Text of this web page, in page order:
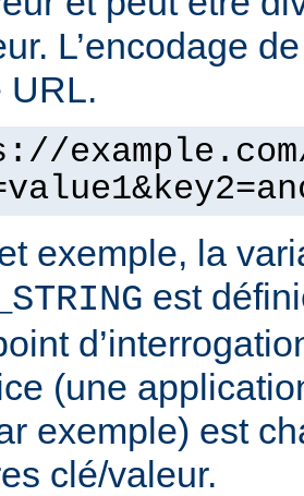
L’encodage
URL.
exemple, la
est
(une
exemple) est
clé/valeur.